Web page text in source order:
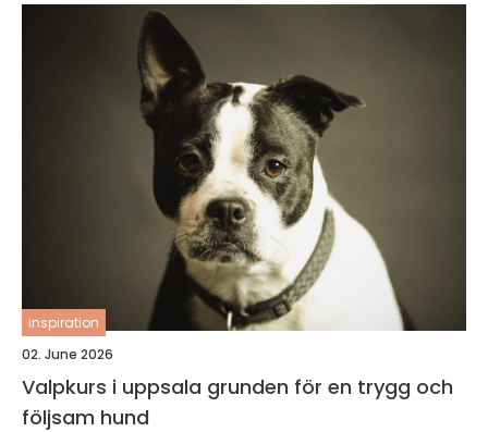
inspiration
02. June 2026
Valpkurs i uppsala grunden för en trygg och
följsam hund